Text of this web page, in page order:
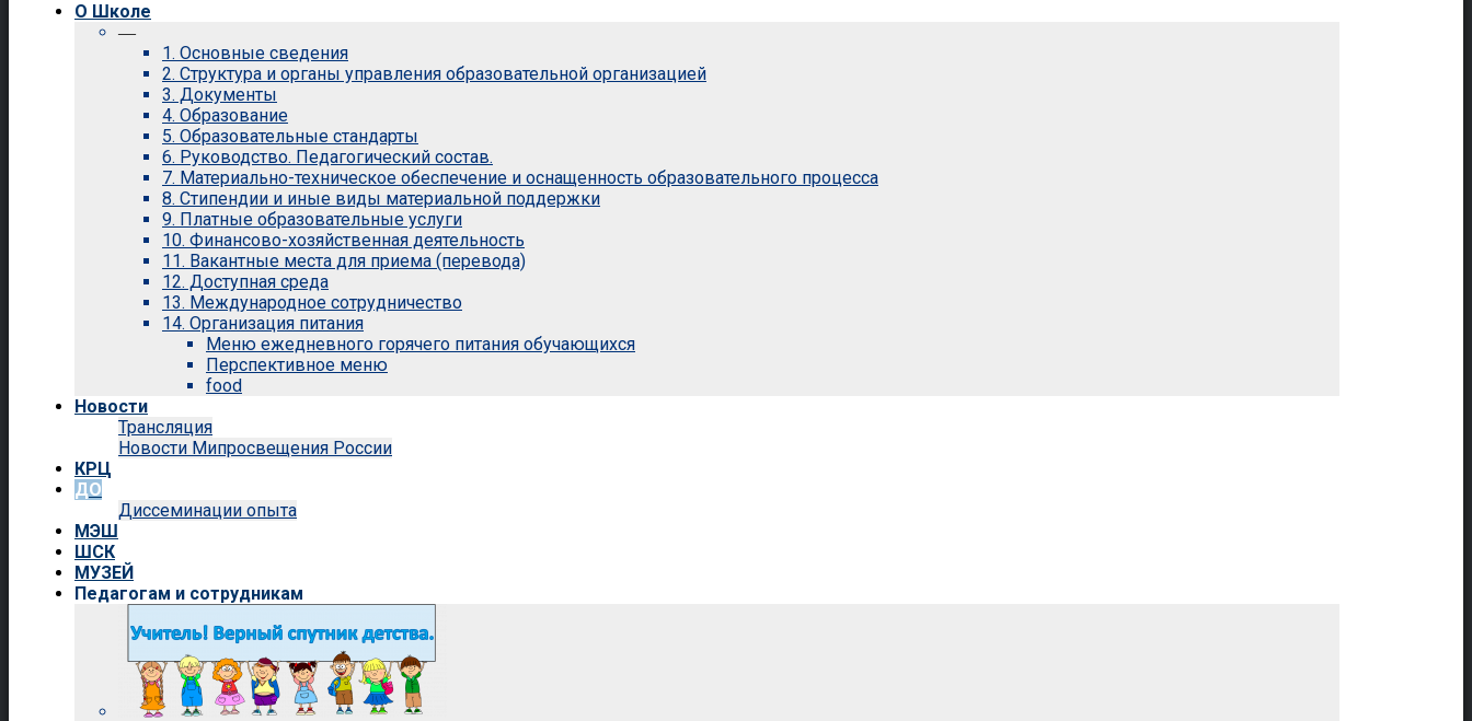
О Школе
—
1. Основные сведения
2. Структура и органы управления образовательной организацией
3. Документы
4. Образование
5. Образовательные стандарты
6. Руководство. Педагогический состав.
7. Материально-техническое обеспечение и оснащенность образовательного процесса
8. Стипендии и иные виды материальной поддержки
9. Платные образовательные услуги
10. Финансово-хозяйственная деятельность
11. Вакантные места для приема (перевода)
12. Доступная среда
13. Международное сотрудничество
14. Организация питания
Меню ежедневного горячего питания обучающихся
Перспективное меню
food
Новости
Трансляция
Новости Мипросвещения России
КРЦ
ДО
Диссеминации опыта
МЭШ
ШСК
МУЗЕЙ
Педагогам и сотрудникам